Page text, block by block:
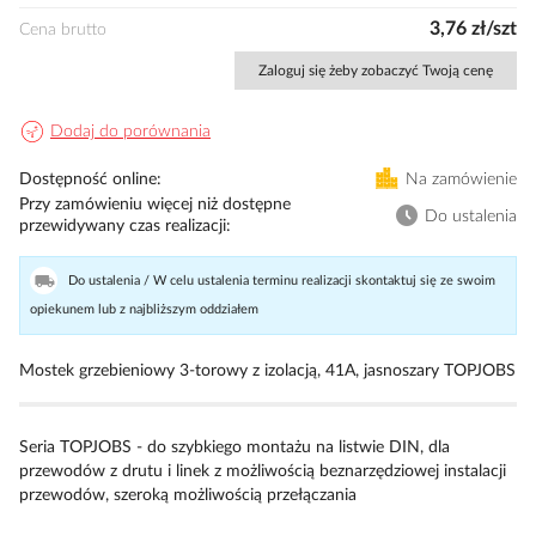
Cena brutto 3,76 zł/szt
Zaloguj się żeby zobaczyć Twoją cenę
Dodaj do porównania
Dostępność online
Na zamówienie
Przy zamówieniu więcej niż dostępne
przewidywany czas realizacji
Do ustalenia
Do ustalenia / W celu ustalenia terminu realizacji skontaktuj się ze swoim
opiekunem lub z najbliższym oddziałem
Mostek grzebieniowy 3-torowy z izolacją, 41A, jasnoszary TOPJOBS
Seria TOPJOBS - do szybkiego montażu na listwie DIN, dla
przewodów z drutu i linek z możliwością beznarzędziowej instalacji
przewodów, szeroką możliwością przełączania